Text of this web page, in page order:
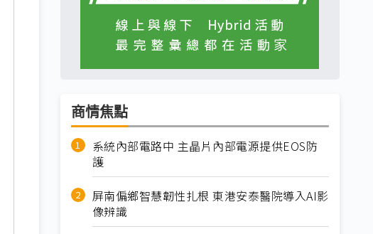
商情焦點
系統內部電路中 主晶片內部電源提供EOS防
護
屏南偏鄉智慧韌性扎根 東港安泰醫院導入AI影
像辨識